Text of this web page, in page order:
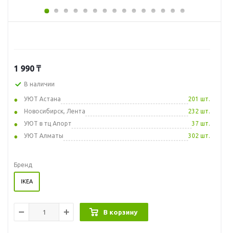
1 990 ₸
В наличии
УЮТ Астана
201 шт.
Новосибирск, Лента
232 шт.
УЮТ в тц Апорт
37 шт.
УЮТ Алматы
302 шт.
Бренд
IKEA
В корзину